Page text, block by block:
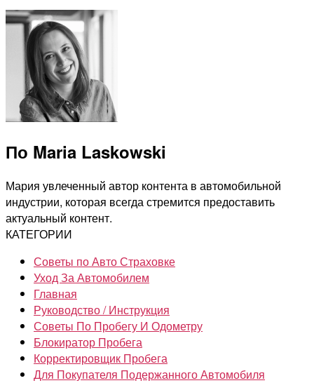
По Maria Laskowski
Мария увлеченный автор контента в автомобильной
индустрии, которая всегда стремится предоставить
актуальный контент.
КАТЕГОРИИ
Советы по Авто Страховке
Уход За Автомобилем
Главная
Руководство / Инструкция
Советы По Пробегу И Одометру
Блокиратор Пробега
Корректировщик Пробега
Для Покупателя Подержанного Автомобиля